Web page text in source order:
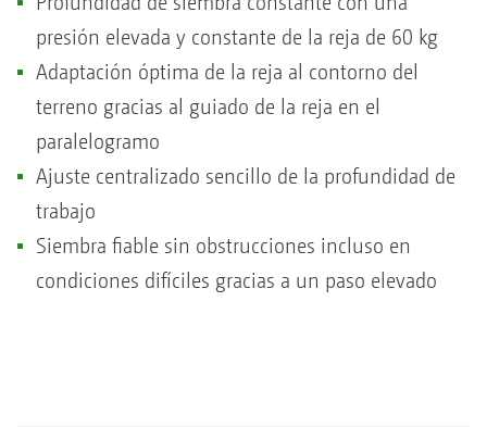
presión elevada y constante de la reja de 60 kg
Adaptación óptima de la reja al contorno del
terreno gracias al guiado de la reja en el
paralelogramo
Ajuste centralizado sencillo de la profundidad de
trabajo
Siembra fiable sin obstrucciones incluso en
condiciones difíciles gracias a un paso elevado